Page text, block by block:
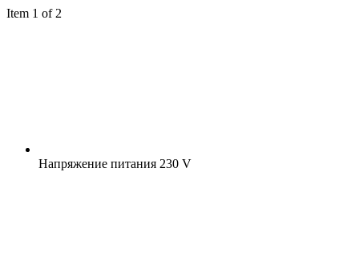
Item 1 of 2
Напряжение питания 230 V